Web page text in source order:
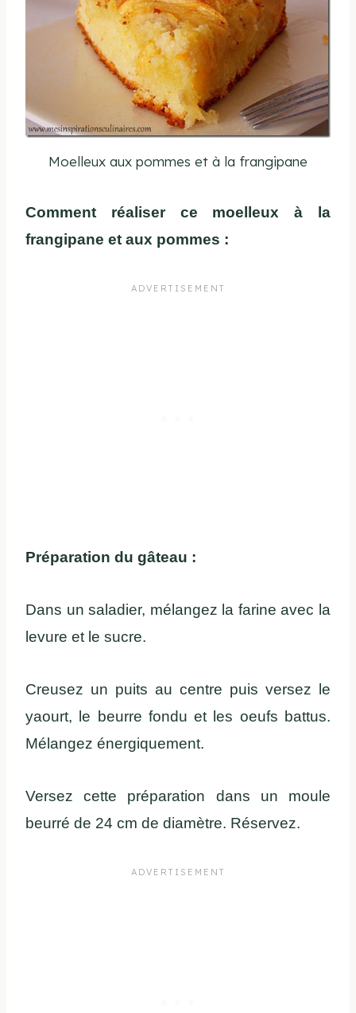
Moelleux aux pommes et à la frangipane
Comment réaliser ce moelleux à la
frangipane et aux pommes :
Préparation du gâteau :
Dans un saladier, mélangez la farine avec la
levure et le sucre.
Creusez un puits au centre puis versez le
yaourt, le beurre fondu et les oeufs battus.
Mélangez énergiquement.
Versez cette préparation dans un moule
beurré de 24 cm de diamètre. Réservez.